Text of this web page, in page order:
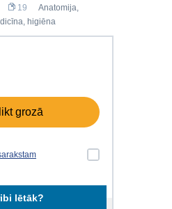
19
Anatomija,
higiēna
grozā
lētāk?